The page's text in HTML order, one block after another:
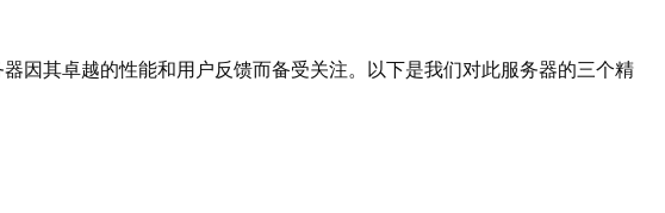
因其卓越的性能和用户反馈而备受关注。以下是我们对此服务器的三个精